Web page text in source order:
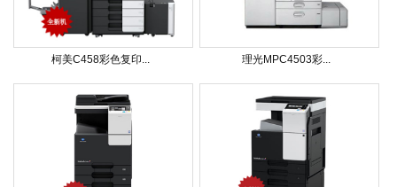
柯美C458彩色复印... 理光MPC4503彩...